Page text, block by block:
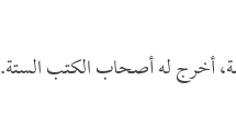
أخرج له أصحاب الكتب الستة.